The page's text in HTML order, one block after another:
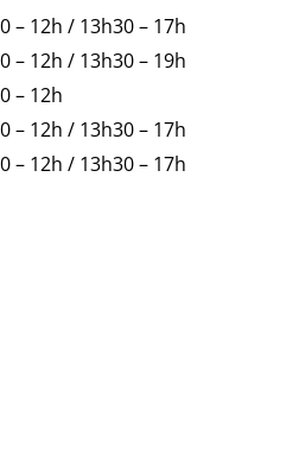
– 12h / 13h30 – 17h
– 12h / 13h30 – 19h
– 12h
– 12h / 13h30 – 17h
– 12h / 13h30 – 17h